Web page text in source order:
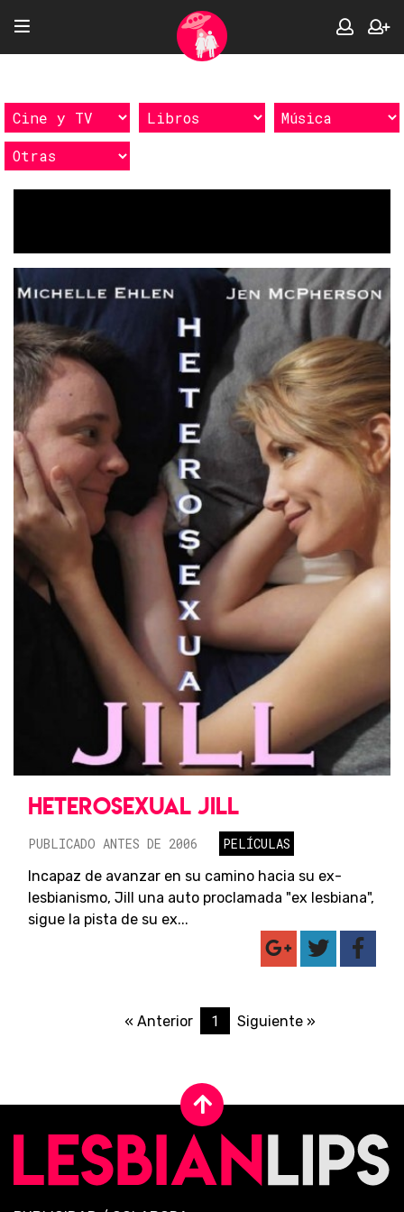
HETEROSEXUAL JILL
PUBLICADO ANTES DE 2006
PELÍCULAS
Incapaz de avanzar en su camino hacia su ex-
lesbianismo, Jill una auto proclamada "ex lesbiana",
sigue la pista de su ex...
« Anterior 1 Siguiente »